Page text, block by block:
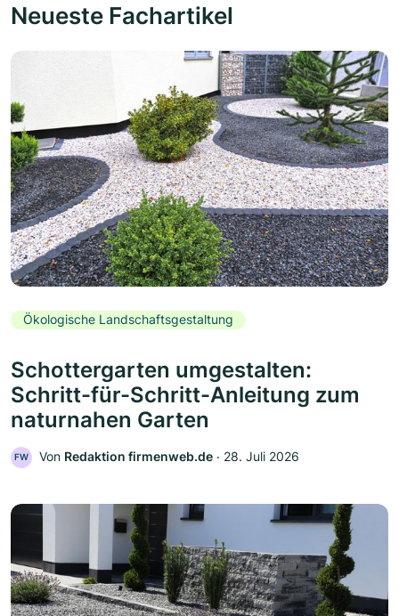
Neueste Fachartikel
Ökologische Landschaftsgestaltung
Schottergarten umgestalten:
Schritt-für-Schritt-Anleitung zum
naturnahen Garten
FW Von Redaktion firmenweb.de ‧ 28. Juli 2026